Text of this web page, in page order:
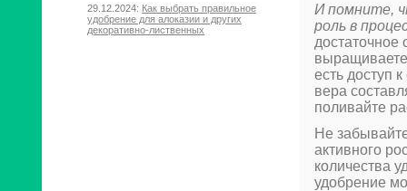
29.12.2024: Как выбрать правильное
удобрение для алоказии и других
декоративно-лиственных
И помните,
роль в
достаточное
есть доступ
вера
поливайте
Не
активного
количества
удобрение